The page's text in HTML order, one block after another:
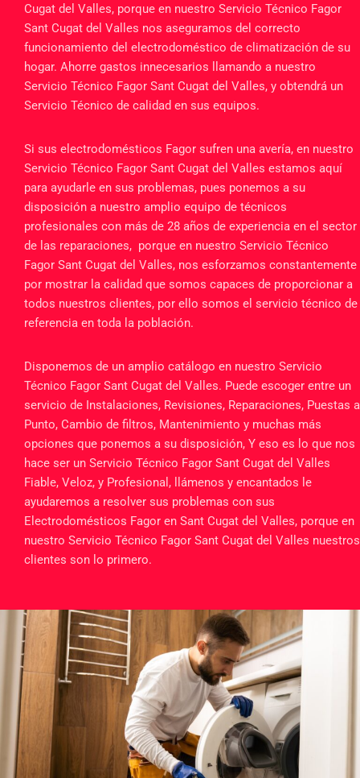
Cugat del Valles, porque en nuestro Servicio Técnico Fagor
Sant Cugat del Valles nos aseguramos del correcto
funcionamiento del electrodoméstico de climatización de su
hogar. Ahorre gastos innecesarios llamando a nuestro
Servicio Técnico Fagor Sant Cugat del Valles, y obtendrá un
Servicio Técnico de calidad en sus equipos.
Si sus electrodomésticos Fagor sufren una avería, en nuestro
Servicio Técnico Fagor Sant Cugat del Valles estamos aquí
para ayudarle en sus problemas, pues ponemos a su
disposición a nuestro amplio equipo de técnicos
profesionales con más de 28 años de experiencia en el sector
de las reparaciones, porque en nuestro Servicio Técnico
Fagor Sant Cugat del Valles, nos esforzamos constantemente
por mostrar la calidad que somos capaces de proporcionar a
todos nuestros clientes, por ello somos el servicio técnico de
referencia en toda la población.
Disponemos de un amplio catálogo en nuestro Servicio
Técnico Fagor Sant Cugat del Valles. Puede escoger entre un
servicio de Instalaciones, Revisiones, Reparaciones, Puestas a
Punto, Cambio de filtros, Mantenimiento y muchas más
opciones que ponemos a su disposición, Y eso es lo que nos
hace ser un Servicio Técnico Fagor Sant Cugat del Valles
Fiable, Veloz, y Profesional, llámenos y encantados le
ayudaremos a resolver sus problemas con sus
Electrodomésticos Fagor en Sant Cugat del Valles, porque en
nuestro Servicio Técnico Fagor Sant Cugat del Valles nuestros
clientes son lo primero.